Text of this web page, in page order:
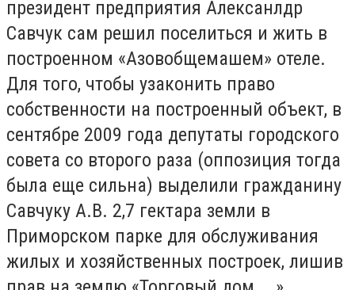
президент предприятия Алексанлдр
Савчук сам решил поселиться и жить в
построенном «Азовобщемашем» отеле.
Для того, чтобы узаконить право
собственности на построенный объект, в
сентябре 2009 года депутаты городского
совета со второго раза (оппозиция тогда
была еще сильна) выделили гражданину
Савчуку А.В. 2,7 гектара земли в
Приморском парке для обслуживания
жилых и хозяйственных построек, лишив